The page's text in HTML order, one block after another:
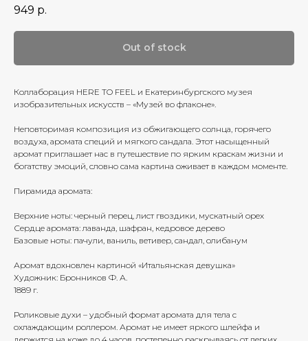
949 р.
Out of stock
Коллаборация HERE TO FEEL и Екатеринбургского музея
изобразительных искусств – «Музей во флаконе».
Неповторимая композиция из обжигающего солнца, горячего
воздуха, аромата специй и мягкого сандала. Этот насыщенный
аромат приглашает нас в путешествие по ярким краскам жизни и
богатству эмоций, словно сама картина оживает в каждом моменте.
Пирамида аромата:
Верхние ноты: черный перец, лист гвоздики, мускатный орех
Сердце аромата: лаванда, шафран, кедровое дерево
Базовые ноты: пачули, ваниль, ветивер, сандал, олибанум
Аромат вдохновлен картиной «‎Итальянская девушка»
Художник: Бронников Ф. А.
1889 г.
Роликовые духи – удобный формат аромата для тела с
охлаждающим роллером. Аромат не имеет яркого шлейфа и